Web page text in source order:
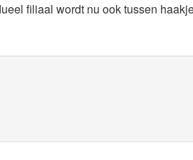
filiaal wordt nu ook tussen